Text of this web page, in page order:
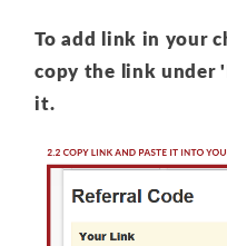
To add link in your
copy the link under
it.